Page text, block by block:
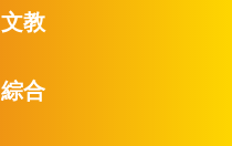
文教
綜合